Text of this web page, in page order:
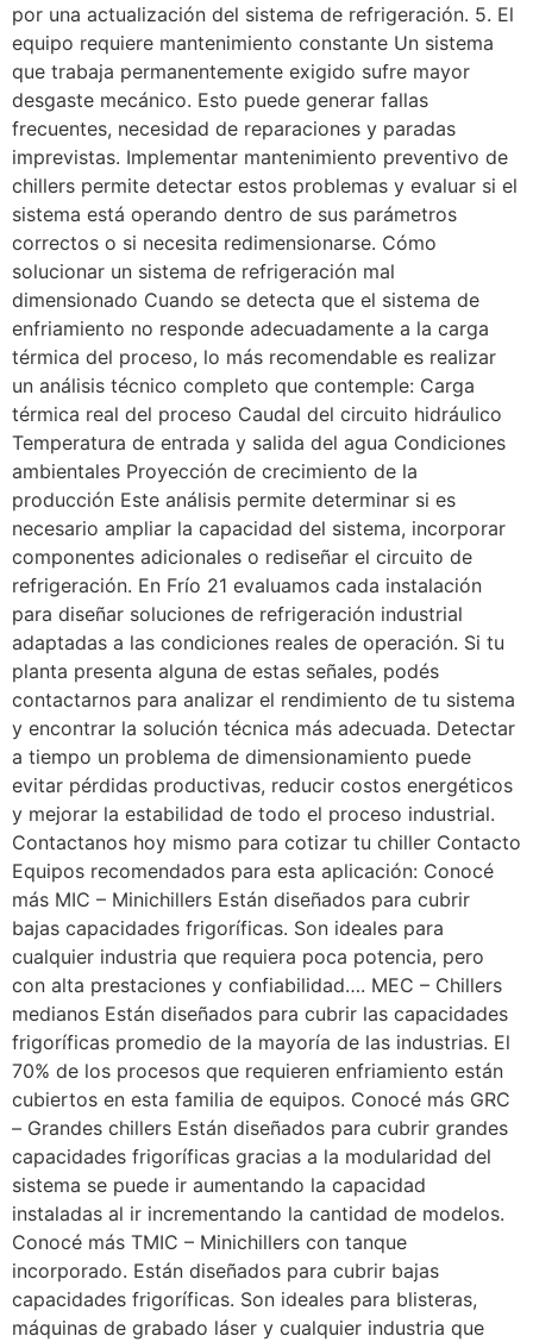
por una actualización del sistema de refrigeración. 5. El
equipo requiere mantenimiento constante Un sistema
que trabaja permanentemente exigido sufre mayor
desgaste mecánico. Esto puede generar fallas
frecuentes, necesidad de reparaciones y paradas
imprevistas. Implementar mantenimiento preventivo de
chillers permite detectar estos problemas y evaluar si el
sistema está operando dentro de sus parámetros
correctos o si necesita redimensionarse. Cómo
solucionar un sistema de refrigeración mal
dimensionado Cuando se detecta que el sistema de
enfriamiento no responde adecuadamente a la carga
térmica del proceso, lo más recomendable es realizar
un análisis técnico completo que contemple: Carga
térmica real del proceso Caudal del circuito hidráulico
Temperatura de entrada y salida del agua Condiciones
ambientales Proyección de crecimiento de la
producción Este análisis permite determinar si es
necesario ampliar la capacidad del sistema, incorporar
componentes adicionales o rediseñar el circuito de
refrigeración. En Frío 21 evaluamos cada instalación
para diseñar soluciones de refrigeración industrial
adaptadas a las condiciones reales de operación. Si tu
planta presenta alguna de estas señales, podés
contactarnos para analizar el rendimiento de tu sistema
y encontrar la solución técnica más adecuada. Detectar
a tiempo un problema de dimensionamiento puede
evitar pérdidas productivas, reducir costos energéticos
y mejorar la estabilidad de todo el proceso industrial.
Contactanos hoy mismo para cotizar tu chiller Contacto
Equipos recomendados para esta aplicación: Conocé
más MIC – Minichillers Están diseñados para cubrir
bajas capacidades frigoríficas. Son ideales para
cualquier industria que requiera poca potencia, pero
con alta prestaciones y confiabilidad…. MEC – Chillers
medianos Están diseñados para cubrir las capacidades
frigoríficas promedio de la mayoría de las industrias. El
70% de los procesos que requieren enfriamiento están
cubiertos en esta familia de equipos. Conocé más GRC
– Grandes chillers Están diseñados para cubrir grandes
capacidades frigoríficas gracias a la modularidad del
sistema se puede ir aumentando la capacidad
instaladas al ir incrementando la cantidad de modelos.
Conocé más TMIC – Minichillers con tanque
incorporado. Están diseñados para cubrir bajas
capacidades frigoríficas. Son ideales para blisteras,
máquinas de grabado láser y cualquier industria que